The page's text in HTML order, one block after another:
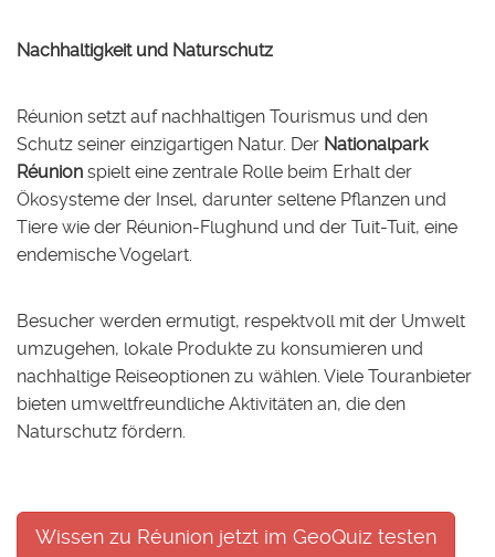
Nachhaltigkeit und Naturschutz
Réunion setzt auf nachhaltigen Tourismus und den
Schutz seiner einzigartigen Natur. Der Nationalpark
Réunion spielt eine zentrale Rolle beim Erhalt der
Ökosysteme der Insel, darunter seltene Pflanzen und
Tiere wie der Réunion-Flughund und der Tuit-Tuit, eine
endemische Vogelart.
Besucher werden ermutigt, respektvoll mit der Umwelt
umzugehen, lokale Produkte zu konsumieren und
nachhaltige Reiseoptionen zu wählen. Viele Touranbieter
bieten umweltfreundliche Aktivitäten an, die den
Naturschutz fördern.
Wissen zu Réunion jetzt im GeoQuiz testen